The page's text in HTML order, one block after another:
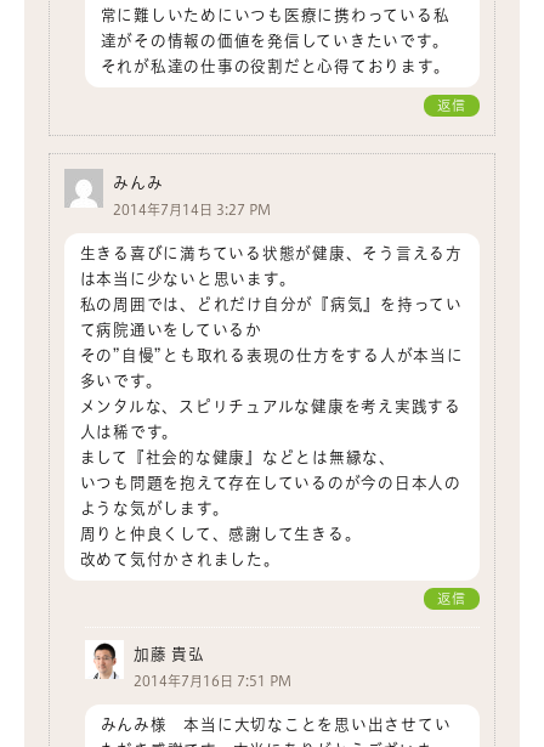
常に難しいためにいつも医療に携わっている私
達がその情報の価値を発信していきたいです。
それが私達の仕事の役割だと心得ております。
返信
みんみ
2014年7月14日 3:27 PM
生きる喜びに満ちている状態が健康、そう言える方
は本当に少ないと思います。
私の周囲では、どれだけ自分が『病気』を持ってい
て病院通いをしているか
その”自慢”とも取れる表現の仕方をする人が本当に
多いです。
メンタルな、スピリチュアルな健康を考え実践する
人は稀です。
まして『社会的な健康』などとは無縁な、
いつも問題を抱えて存在しているのが今の日本人の
ような気がします。
周りと仲良くして、感謝して生きる。
改めて気付かされました。
返信
加藤 貴弘
2014年7月16日 7:51 PM
みんみ様 本当に大切なことを思い出させてい